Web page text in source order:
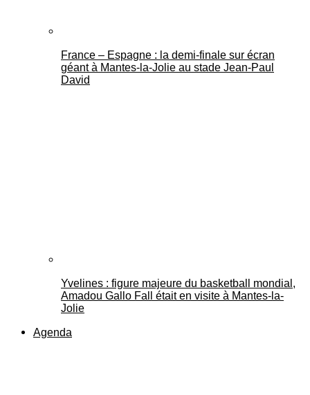
France – Espagne : la demi-finale sur écran
géant à Mantes-la-Jolie au stade Jean-Paul
David
Yvelines : figure majeure du basketball mondial,
Amadou Gallo Fall était en visite à Mantes-la-
Jolie
Agenda